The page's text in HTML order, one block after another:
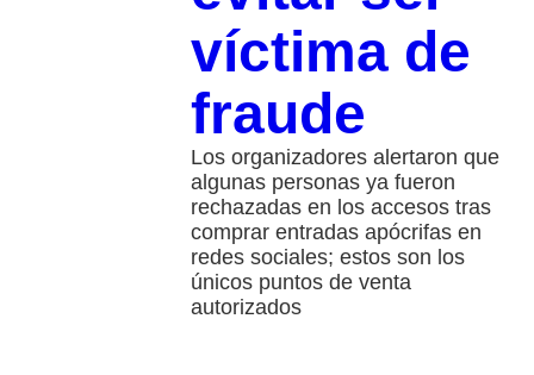
víctima de
fraude
Los organizadores alertaron que
algunas personas ya fueron
rechazadas en los accesos tras
comprar entradas apócrifas en
redes sociales; estos son los
únicos puntos de venta
autorizados